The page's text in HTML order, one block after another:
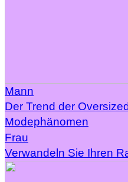
Mann
Der Trend der
Modephänomen
Frau
Verwandeln Sie Ihren